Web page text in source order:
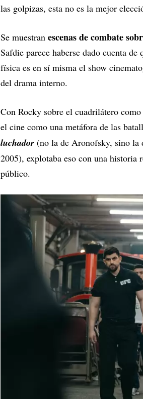
las golpizas, esta no es la mejor
Se muestran escenas de combate
Safdie parece haberse dado cuenta
física es en sí misma el show
del drama interno.
Con Rocky sobre el cuadrilátero
el cine como una metáfora de las
luchador (no la de Aronofsky, sino la
2005), explotaba eso con una
público.